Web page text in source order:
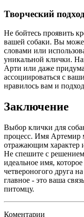
Творческий
Не бойтесь проявить
вашей собаки. Вы
словами или
уникальной клички.
Арти или даже
ассоциироваться с
нравилось вам и
Заключение
Выбор клички для
процесс. Имя Артемир
отражающим характер
Не спешите с
идеальное имя,
четвероногого друга
главное - это ваша
питомцу.
Коментарии